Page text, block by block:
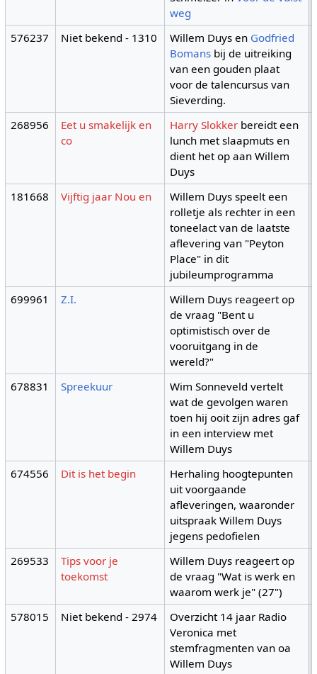
weg
576237
Niet bekend - 1310 Willem Duys en Godfried
Bomans bij de uitreiking
van een gouden plaat
voor de talencursus van
Sieverding.
268956
Eet u smakelijk en
co
Harry Slokker bereidt een
lunch met slaapmuts en
dient het op aan Willem
Duys
181668 Vijftig jaar Nou en
Willem Duys speelt een
rolletje als rechter in een
toneelact van de laatste
aflevering van "Peyton
Place" in dit
jubileumprogramma
699961 Z.I.
Willem Duys reageert op
de vraag "Bent u
optimistisch over de
vooruitgang in de
wereld?"
678831 Spreekuur
Wim Sonneveld vertelt
wat de gevolgen waren
toen hij ooit zijn adres gaf
in een interview met
Willem Duys
674556 Dit is het begin
Herhaling hoogtepunten
uit voorgaande
afleveringen, waaronder
uitspraak Willem Duys
jegens pedofielen
269533
Tips voor je
toekomst
Willem Duys reageert op
de vraag "Wat is werk en
waarom werk je" (27")
578015 Niet bekend - 2974
Overzicht 14 jaar Radio
Veronica met
stemfragmenten van oa
Willem Duys